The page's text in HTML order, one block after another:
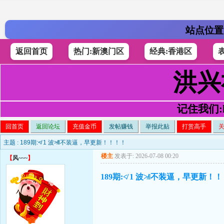
站点位
返回首页 热门:新澳门区 经典:香港区
洪
记住我们
回首页 返回论坛 充值金币 发帖赚钱 举报此贴 打赏高手
主题 : 189期:≮ 1 波≯‖不装逼，早更新！！！！
【风~~~】 楼主 发表于: 2026-07-08 00:20
189期:≮ 1 波≯‖不装逼，早更新！